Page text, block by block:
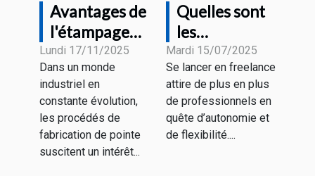
Avantages de
l'étampage
progressif
pour divers
secteurs
industriels
Lundi 17/11/2025
Dans un monde
industriel en
constante évolution,
les procédés de
fabrication de pointe
suscitent un intérêt...
Quelles sont
les
démarches
pour devenir
freelance en
portage
salarial ?
Mardi 15/07/2025
Se lancer en freelance
attire de plus en plus
de professionnels en
quête d’autonomie et
de flexibilité....